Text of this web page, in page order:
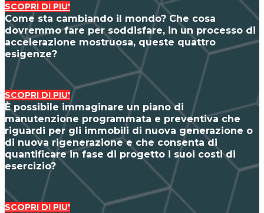
SCOPRI DI PIU'
Come sta cambiando il mondo? Che cosa
dovremmo fare per soddisfare, in un processo di
accelerazione mostruosa, queste quattro
esigenze?
SCOPRI DI PIU'
È possibile immaginare un piano di
manutenzione programmata e preventiva che
riguardi per gli immobili di nuova generazione o
di nuova rigenerazione e che consenta di
quantificare in fase di progetto i suoi costi di
esercizio?
SCOPRI DI PIU'